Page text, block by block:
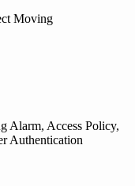
Moving
Alarm, Access Policy,
Authentication